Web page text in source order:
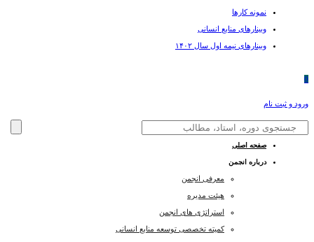
نمونه کارها
وبینارهای منابع انسانی
وبینارهای نیمه اول سال ۱۴۰۲
0
ورود و ثبت نام
صفحه اصلی
درباره انجمن
معرفی انجمن
هیئت مدیره
استراتژی های انجمن
کمیته تخصصی توسعه منابع انسانی